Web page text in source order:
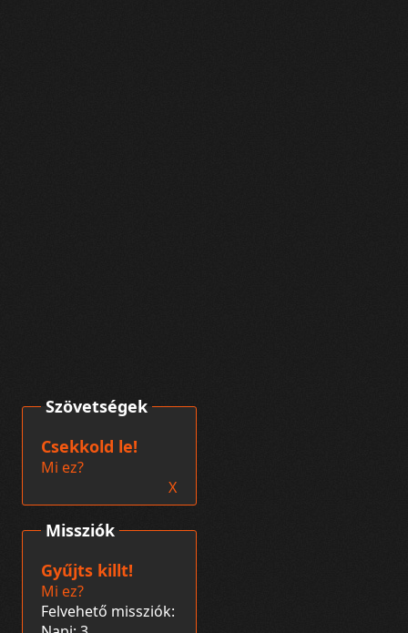
Missziók
Gyűjts killt!
Mi ez?
Felvehető missziók:
Szövetségek
Csekkold le!
Mi ez?
X